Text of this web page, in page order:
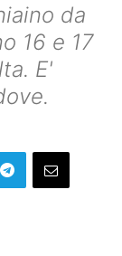
da
16 e 17
E'